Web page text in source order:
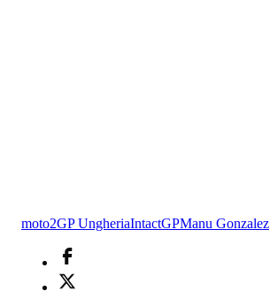
moto2GP UngheriaIntactGPManu Gonzalez